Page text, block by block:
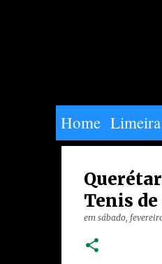
Home Limeira
Tenis
em sábado,